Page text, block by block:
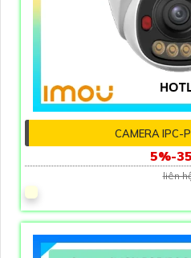
CAMERA IPC-
5%-
liên